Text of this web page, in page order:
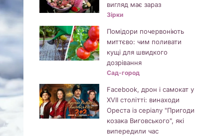
вигляд має зараз
Зірки
Помідори почервоніють
миттєво: чим поливати
кущі для швидкого
дозрівання
Сад-город
Facebook, дрон і самокат у
XVII столітті: винаходи
Ореста із серіалу "Пригоди
козака Виговського", які
випередили час